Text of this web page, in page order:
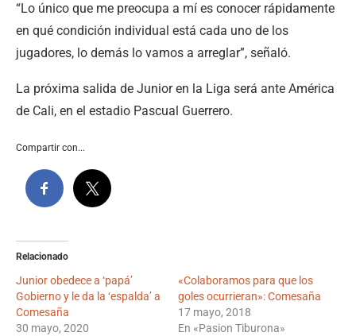
“Lo único que me preocupa a mí es conocer rápidamente
en qué condición individual está cada uno de los
jugadores, lo demás lo vamos a arreglar”, señaló.
La próxima salida de Junior en la Liga será ante América
de Cali, en el estadio Pascual Guerrero.
Compartir con...
Relacionado
Junior obedece a ‘papá’
Gobierno y le da la ‘espalda’ a
Comesaña
30 mayo, 2020
«Colaboramos para que los
goles ocurrieran»: Comesaña
17 mayo, 2018
En «Pasion Tiburona»